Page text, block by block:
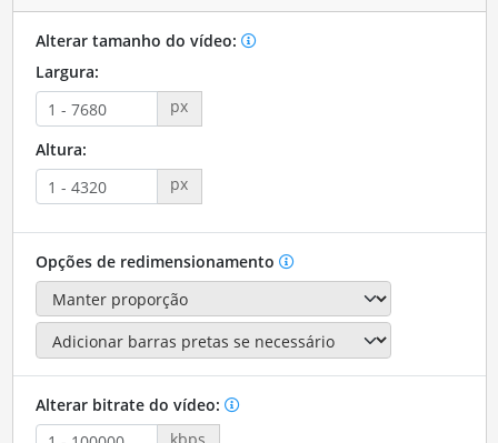
Alterar tamanho do vídeo:
Largura:
px
Altura:
px
Opções de redimensionamento
Alterar bitrate do vídeo: